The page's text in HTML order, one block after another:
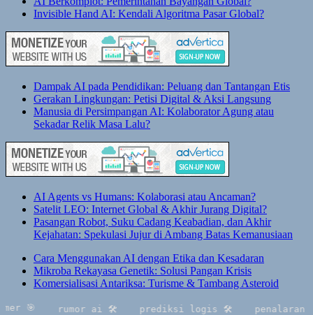
Invisible Hand AI: Kendali Algoritma Pasar Global?
Dampak AI pada Pendidikan: Peluang dan Tantangan Etis
Gerakan Lingkungan: Petisi Digital & Aksi Langsung
Manusia di Persimpangan AI: Kolaborator Agung atau
Sekadar Relik Masa Lalu?
AI Agents vs Humans: Kolaborasi atau Ancaman?
Satelit LEO: Internet Global & Akhir Jurang Digital?
Pasangan Robot, Suku Cadang Keabadian, dan Akhir
Kejahatan: Spekulasi Jujur di Ambang Batas Kemanusiaan
Cara Menggunakan AI dengan Etika dan Kesadaran
Mikroba Rekayasa Genetik: Solusi Pangan Krisis
Komersialisasi Antariksa: Turisme & Tambang Asteroid
🎯 rumor ai 🛠 prediksi logis 🛠 penalaran 🛡